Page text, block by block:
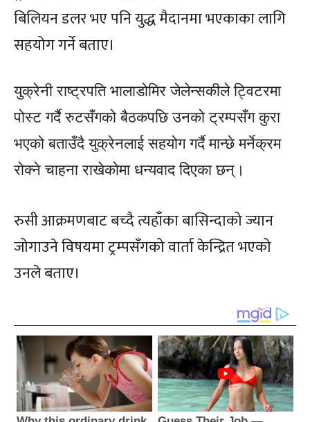
बिलियन डलर भए पनि युद्ध मैदानमा भएकाका लागि
सहयोग गर्ने बताए।
युक्रेनी राष्ट्रपति भालाडोमिर जेलेन्सकीले ट्विटरमा
पोस्ट गर्दै रुटसँगको बैठकपछि उनको ट्रम्पसँग कुरा
भएको बताउँदै युक्रेनलाई सहयोग गर्दै मान्छे मर्नेक्रम
रोक्ने चाहना राखेकोमा धन्यवाद दिएका छन्।
रुसी आक्रमणबाट बच्दै त्यहाँका बासिन्दाको ज्यान
जोगाउने विषयमा ट्रम्पसँगको वार्ता केन्द्रित भएको
उनले बताए।